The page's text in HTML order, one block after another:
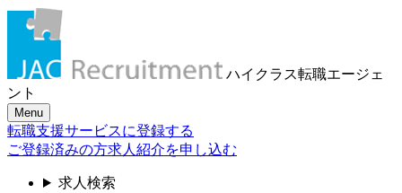
ハイクラス転職エージェ
ント
Menu
転職支援サービスに登録する
ご登録済みの方求人紹介を申し込む
求人検索